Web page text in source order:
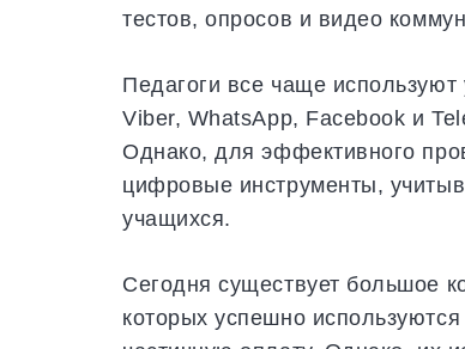
тестов, опросов и видео
Педагоги все чаще
Viber, WhatsApp, Facebook и
Однако, для эффективного
цифровые инструменты,
учащихся.
Сегодня существует большое
которых успешно